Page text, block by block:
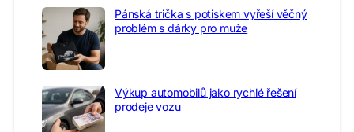
Pánská trička s potiskem vyřeší věčný
problém s dárky pro muže
Výkup automobilů jako rychlé řešení
prodeje vozu